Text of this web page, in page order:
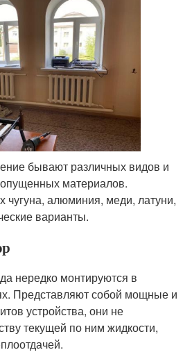
бывают различных видов и
материалов.
алюминия, меди, латуни,
варианты.
нередко монтируются в
Представляют собой мощные и
устройства, они не
текущей по ним жидкости,